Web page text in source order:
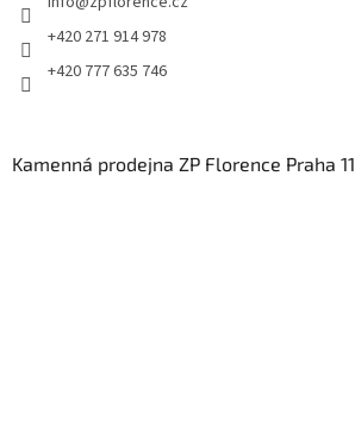
+420 271 914 978
+420 777 635 746
Kamenná prodejna ZP Florence Praha 11